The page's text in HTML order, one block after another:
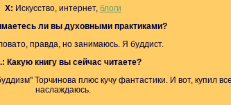
Х: Искусство, интернет, блоги
ли вы духовными практиками?
правда, но занимаюсь. Я буддист.
Какую книгу вы сейчас читаете?
Торчинова плюс кучу фантастики. И вот, купил
наслаждаюсь.